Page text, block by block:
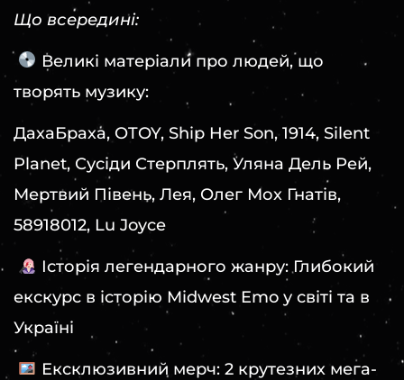
Що всередині:
Великі матеріали про людей, що
творять музику:
ДахаБраха, OTOY, Ship Her Son, 1914, Silent
Planet, Сусіди Стерплять, Уляна Дель Рей,
Мертвий Півень, Лея, Олег Мох Гнатів,
58918012, Lu Joyce
Історія легендарного жанру: Глибокий
екскурс в історію Midwest Emo у світі та в
Україні
Ексклюзивний мерч: 2 крутезних мега-